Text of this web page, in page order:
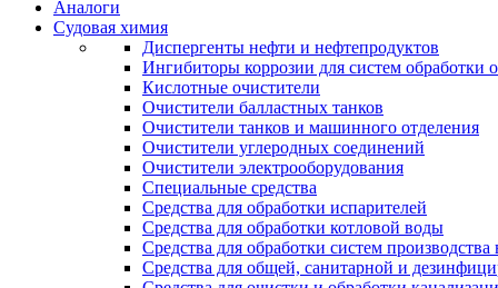
Аналоги
Судовая химия
Диспергенты нефти и нефтепродуктов
Ингибиторы коррозии для систем
Кислотные очистители
Очистители балластных танков
Очистители танков и машинного отделения
Очистители углеродных соединений
Очистители электрооборудования
Специальные средства
Средства для обработки испарителей
Средства для обработки котловой воды
Средства для обработки систем
Средства для общей, санитарной и